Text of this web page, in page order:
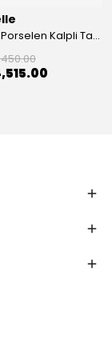
2'Li Pembe Porselen Kalpli Tabak 21,5 Cm La Majorelle